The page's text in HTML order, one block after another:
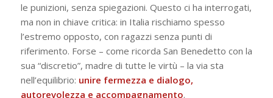
le punizioni, senza spiegazioni. Questo ci ha interrogati,
ma non in chiave critica: in Italia rischiamo spesso
l’estremo opposto, con ragazzi senza punti di
riferimento. Forse – come ricorda San Benedetto con la
sua “discretio”, madre di tutte le virtù – la via sta
nell’equilibrio: unire fermezza e dialogo,
autorevolezza e accompagnamento.